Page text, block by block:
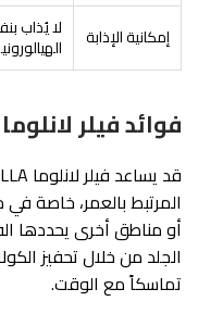
إمكانية الإذابة
لا يُذاب
فوائد فيلر لانلوما PLLA
المرتبط بالعمر، خاصة
أو مناطق أخرى يحددها
الجلد من خلال تحفيز
تماسكاً مع الوقت.